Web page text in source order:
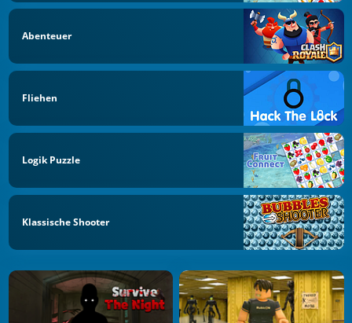
Abenteuer
Fliehen
Logik Puzzle
Klassische Shooter